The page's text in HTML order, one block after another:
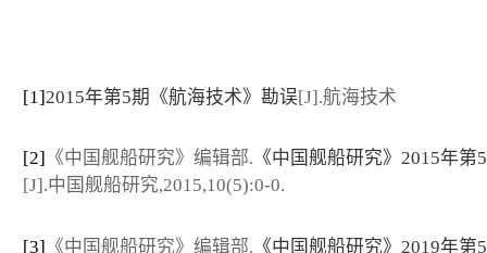
[1]2015年第5期《航海技术》勘误[J].航海技术
[2] 《中国舰船研究》编辑部. 《中国舰船研究》2015年第
[J].中国舰船研究,2015,10(5):0-0.
[3] 《中国舰船研究》编辑部. 《中国舰船研究》2019年第